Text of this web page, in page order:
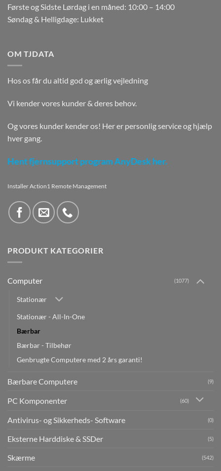
Første og Sidste Lørdag i en måned: 10:00 – 14:00
Søndag & Helligdage: Lukket
OM TJDATA
Hos os får du altid god og ærlig vejledning
Vi kender vores kunder & deres behov.
Og vores kunder kender os! Her er personlig service og hjælp
hver gang.
Hent fjernsupport program AnyDesk her.
Installer Action1 Remote Management
PRODUKT KATEGORIER
Computer (1077)
Stationær
Stationær - All-In-One
Bærbar
Bærbar - Tilbehør
Genbrugte Computere med 2 års garanti!
Bærbare Computere (9)
PC Komponenter (60)
Antivirus- og Sikkerheds- Software (0)
Eksterne Harddiske & SSDer (5)
Skærme (542)